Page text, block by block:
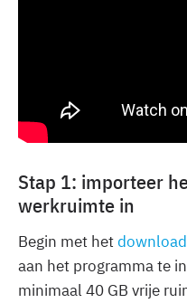
Stap 1: importeer
werkruimte in
Begin met het
aan het programma te
minimaal 40 GB vrije